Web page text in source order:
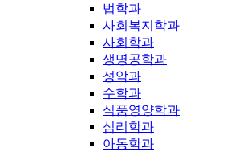
법학과
사회복지학과
사회학과
생명공학과
성악과
수학과
식품영양학과
심리학과
아동학과